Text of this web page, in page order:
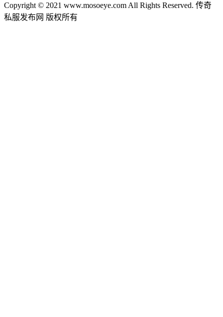
Copyright © 2021 www.mosoeye.com All Rights Reserved. 传奇
私服发布网 版权所有